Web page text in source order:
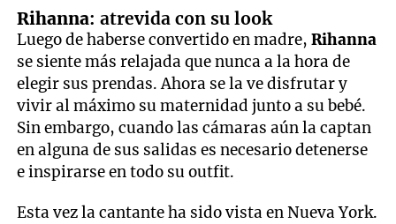
seconds
of
4
minutes,
50
seconds
Rihanna: atrevida con su look
Luego de haberse convertido en madre, Rihanna
se siente más relajada que nunca a la hora de
elegir sus prendas. Ahora se la ve disfrutar y
vivir al máximo su maternidad junto a su bebé.
Sin embargo, cuando las cámaras aún la captan
en alguna de sus salidas es necesario detenerse
e inspirarse en todo su outfit.
Esta vez la cantante ha sido vista en Nueva York.